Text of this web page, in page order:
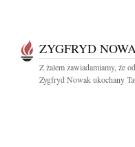
ZYGFRYD
Z żalem zawiadamiamy, że
Zygfryd Nowak ukochany